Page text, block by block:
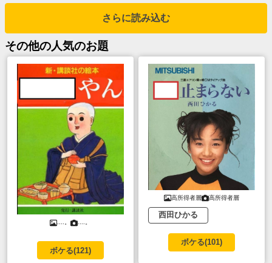
さらに読み込む
その他の人気のお題
....。 ....。
ボケる(121)
高所得者層 高所得者層
西田ひかる
ボケる(101)